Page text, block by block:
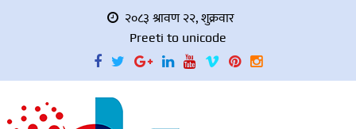
२०८३ श्रावण २२, शुक्रवार
Preeti to unicode